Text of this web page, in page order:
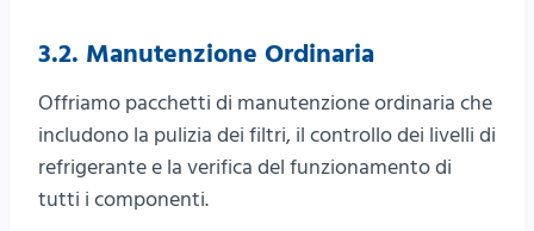
3.2. Manutenzione Ordinaria
Offriamo pacchetti di manutenzione ordinaria che
includono la pulizia dei filtri, il controllo dei livelli di
refrigerante e la verifica del funzionamento di
tutti i componenti.